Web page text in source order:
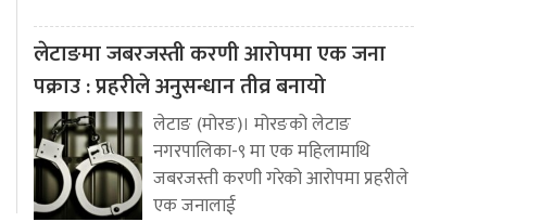
लेटाङमा जबरजस्ती करणी आरोपमा एक जना
पक्राउ : प्रहरीले अनुसन्धान तीव्र बनायो
लेटाङ (मोरङ)। मोरङको लेटाङ
नगरपालिका-९ मा एक महिलामाथि
जबरजस्ती करणी गरेको आरोपमा प्रहरीले
एक जनालाई